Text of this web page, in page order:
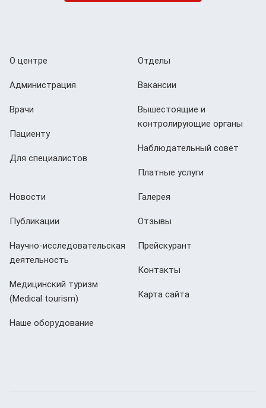
О центре
Администрация
Врачи
Пациенту
Для специалистов
Отделы
Вакансии
Вышестоящие и
контролирующие органы
Наблюдательный совет
Платные услуги
Новости
Публикации
Научно-исследовательская
деятельность
Медицинский туризм
(Мedical tourism)
Наше оборудование
Галерея
Отзывы
Прейскурант
Контакты
Карта сайта